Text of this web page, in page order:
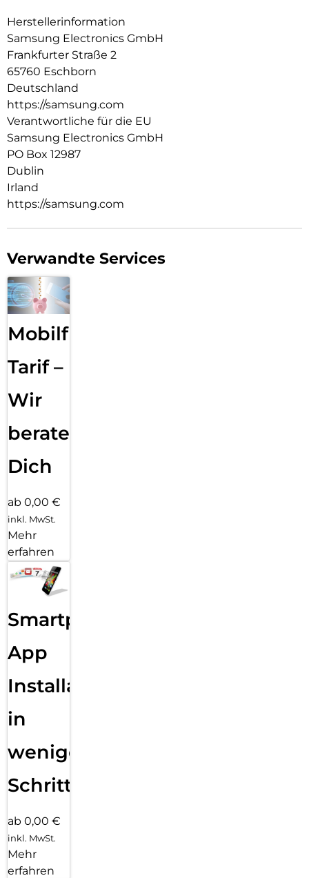
Herstellerinformation
Samsung Electronics GmbH
Frankfurter Straße 2
65760 Eschborn
Deutschland
https://samsung.com
Verantwortliche für die EU
Samsung Electronics GmbH
PO Box 12987
Dublin
Irland
https://samsung.com
Verwandte Services
Mobilfunk
Tarif –
Wir
beraten
Dich
ab 0,00 €
inkl. MwSt.
Mehr
erfahren
Smartphone
App
Installation
in
wenigen
Schritten
ab 0,00 €
inkl. MwSt.
Mehr
erfahren